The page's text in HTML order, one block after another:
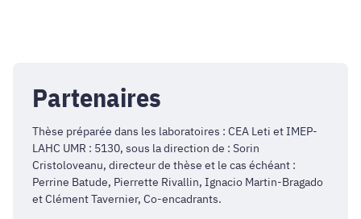
Partenaires
Thèse préparée dans les laboratoires : CEA Leti et IMEP-
LAHC UMR : 5130, sous la direction de : Sorin
Cristoloveanu, directeur de thèse et le cas échéant :
Perrine Batude, Pierrette Rivallin, Ignacio Martin-Bragado
et Clément Tavernier, Co-encadrants.